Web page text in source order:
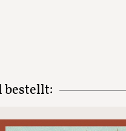
bestellt: